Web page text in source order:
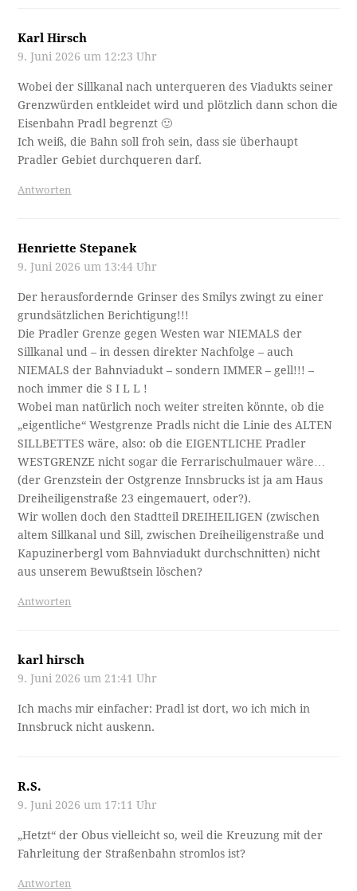
Karl Hirsch
9. Juni 2026 um 12:23 Uhr
Wobei der Sillkanal nach unterqueren des Viadukts seiner
Grenzwürden entkleidet wird und plötzlich dann schon die
Eisenbahn Pradl begrenzt 🙂
Ich weiß, die Bahn soll froh sein, dass sie überhaupt
Pradler Gebiet durchqueren darf.
Antworten
Henriette Stepanek
9. Juni 2026 um 13:44 Uhr
Der herausfordernde Grinser des Smilys zwingt zu einer
grundsätzlichen Berichtigung!!!
Die Pradler Grenze gegen Westen war NIEMALS der
Sillkanal und – in dessen direkter Nachfolge – auch
NIEMALS der Bahnviadukt – sondern IMMER – gell!!! –
noch immer die S I L L !
Wobei man natürlich noch weiter streiten könnte, ob die
„eigentliche“ Westgrenze Pradls nicht die Linie des ALTEN
SILLBETTES wäre, also: ob die EIGENTLICHE Pradler
WESTGRENZE nicht sogar die Ferrarischulmauer wäre…
(der Grenzstein der Ostgrenze Innsbrucks ist ja am Haus
Dreiheiligenstraße 23 eingemauert, oder?).
Wir wollen doch den Stadtteil DREIHEILIGEN (zwischen
altem Sillkanal und Sill, zwischen Dreiheiligenstraße und
Kapuzinerbergl vom Bahnviadukt durchschnitten) nicht
aus unserem Bewußtsein löschen?
Antworten
karl hirsch
9. Juni 2026 um 21:41 Uhr
Ich machs mir einfacher: Pradl ist dort, wo ich mich in
Innsbruck nicht auskenn.
R.S.
9. Juni 2026 um 17:11 Uhr
„Hetzt“ der Obus vielleicht so, weil die Kreuzung mit der
Fahrleitung der Straßenbahn stromlos ist?
Antworten